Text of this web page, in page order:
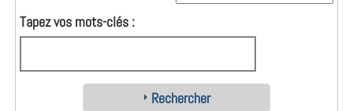
Tapez vos mots-clés :
Rechercher